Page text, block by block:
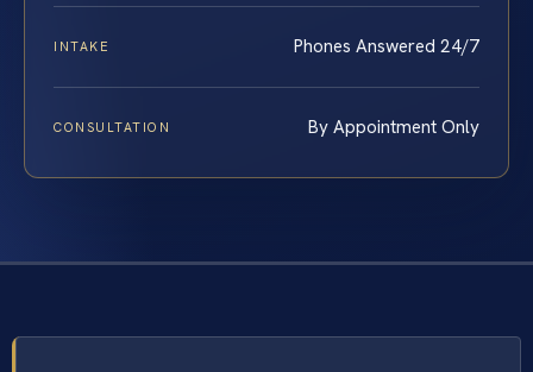
INTAKE Phones Answered 24/7
CONSULTATION By Appointment Only